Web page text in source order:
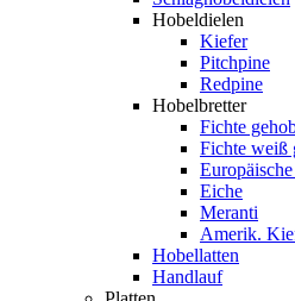
Hobeldielen
Kiefer
Pitchpine
Redpine
Hobelbretter
Fichte
Fichte weiß
Eiche
Meranti
Amerik.
Hobellatten
Handlauf